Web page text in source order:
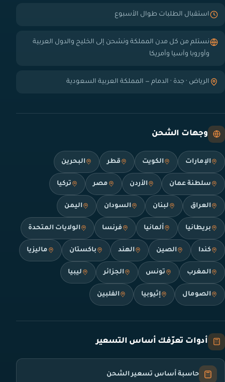
استقبال الطلبات طوال الأسبوع
نستلم من كل مدن المملكة ونشحن إلى الخليج والدول العربية
وأوروبا وآسيا وأمريكا
الرياض · جدة · الدمام — المملكة العربية السعودية
وجهات الشحن
الإمارات الكويت قطر البحرين
سلطنة عمان الأردن مصر تركيا
العراق لبنان السودان اليمن
بريطانيا ألمانيا فرنسا الولايات المتحدة
كندا الصين الهند باكستان ماليزيا
المغرب تونس الجزائر ليبيا
الصومال إثيوبيا الفلبين
أدوات تعرّفك أساس التسعير
حاسبة أساس تسعير الشحن